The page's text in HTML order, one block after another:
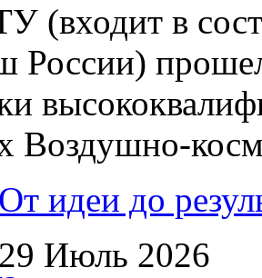
в
прошел
Воздушно-
От идеи до
29 Июль 2026